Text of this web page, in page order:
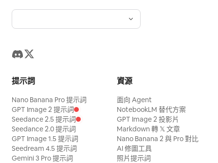
提示詞
Nano Banana Pro 提示詞
GPT Image 2 提示詞
Seedance 2.5 提示詞
Seedance 2.0 提示詞
GPT Image 1.5 提示詞
Seedream 4.5 提示詞
Gemini 3 Pro 提示詞
資源
面向 Agent
NotebookLM 替代方案
GPT Image 2 投影片
Markdown 轉 𝕏 文章
Nano Banana 2 與 Pro 對比
AI 修圖工具
照片提示詞